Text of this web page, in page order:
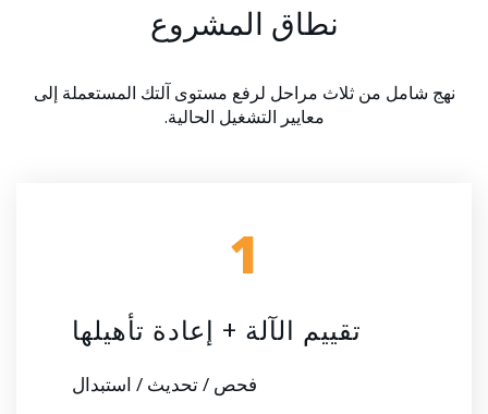
نطاق المشروع
نهج شامل من ثلاث مراحل لرفع مستوى آلتك المستعملة إلى
معايير التشغيل الحالية.
1
تقييم الآلة + إعادة تأهيلها
فحص / تحديث / استبدال